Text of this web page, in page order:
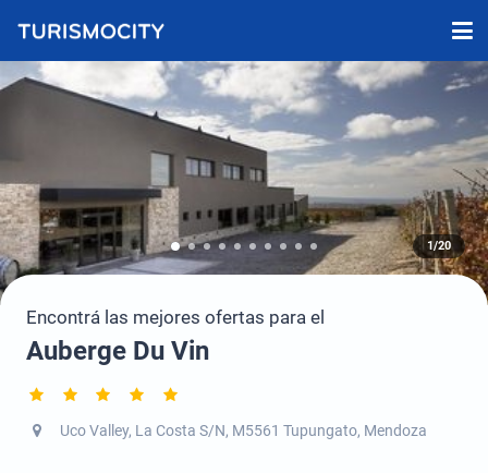
1/20
Encontrá las mejores ofertas para el
Auberge Du Vin
Uco Valley, La Costa S/N, M5561 Tupungato, Mendoza